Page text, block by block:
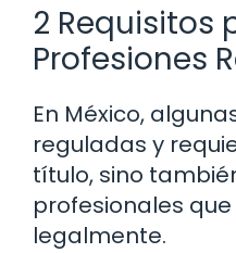
2 Requisitos
Profesiones
En México,
reguladas y
título, sino
profesionales
legalmente.